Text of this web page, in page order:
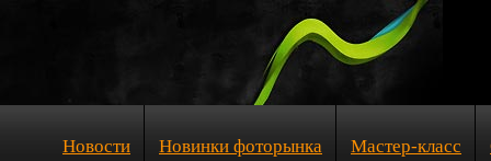
Новости Новинки фоторынка Мастер-класс